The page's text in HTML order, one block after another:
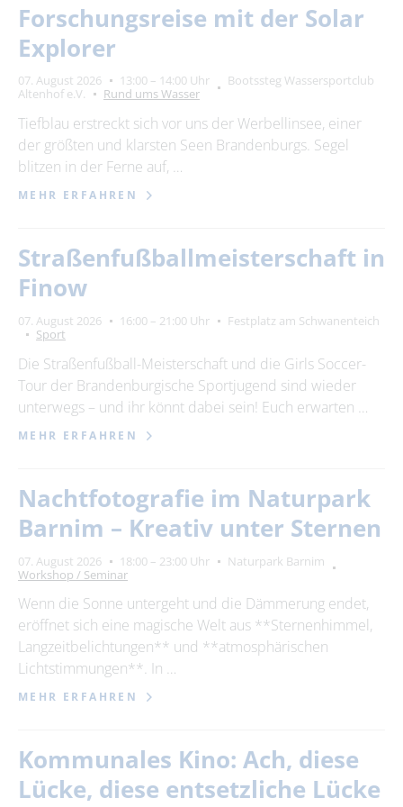
Forschungsreise mit der Solar
Explorer
07. August 2026 13:00 – 14:00 Uhr
Bootssteg Wassersportclub
Altenhof e.V.
Rund ums Wasser
Tiefblau erstreckt sich vor uns der Werbellinsee, einer
der größten und klarsten Seen Brandenburgs. Segel
blitzen in der Ferne auf, …
MEHR ERFAHREN
Straßenfußballmeisterschaft in
Finow
07. August 2026 16:00 – 21:00 Uhr
Festplatz am Schwanenteich
Sport
Die Straßenfußball-Meisterschaft und die Girls Soccer-
Tour der Brandenburgische Sportjugend sind wieder
unterwegs – und ihr könnt dabei sein! Euch erwarten …
MEHR ERFAHREN
Nachtfotografie im Naturpark
Barnim – Kreativ unter Sternen
07. August 2026 18:00 – 23:00 Uhr
Naturpark Barnim
Workshop / Seminar
Wenn die Sonne untergeht und die Dämmerung endet,
eröffnet sich eine magische Welt aus **Sternenhimmel,
Langzeitbelichtungen** und **atmosphärischen
Lichtstimmungen**. In …
MEHR ERFAHREN
Kommunales Kino: Ach, diese
Lücke, diese entsetzliche Lücke